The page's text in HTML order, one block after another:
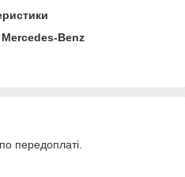
Mercedes-Benz
передоплаті.